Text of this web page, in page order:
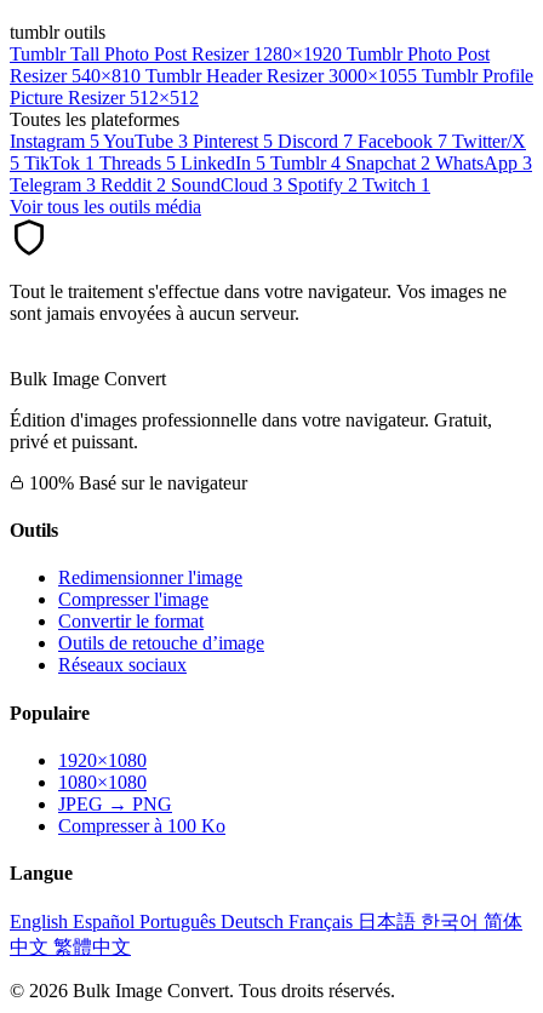
tumblr outils
Tumblr Tall Photo Post Resizer 1280×1920 Tumblr Photo Post
Resizer 540×810 Tumblr Header Resizer 3000×1055 Tumblr Profile
Picture Resizer 512×512
Toutes les plateformes
Instagram 5YouTube 3 Pinterest 5 Discord 7 Facebook 7 Twitter/X
5 TikTok 1 Threads 5 LinkedIn 5 Tumblr 4 Snapchat 2 WhatsApp 3
Telegram 3 Reddit 2 SoundCloud 3 Spotify 2 Twitch 1
Voir tous les outils média
Tout le traitement s'effectue dans votre navigateur. Vos images ne
sont jamais envoyées à aucun serveur.
Bulk Image Convert
Édition d'images professionnelle dans votre navigateur. Gratuit,
privé et puissant.
100% Basé sur le navigateur
Outils
Redimensionner l'image
Compresser l'image
Convertir le format
Outils de retouche d’image
Réseaux sociaux
Populaire
1920×1080
1080×1080
JPEG → PNG
Compresser à 100 Ko
Langue
English Español Português Deutsch Français 日本語 한국어 简体
中文 繁體中文
© 2026 Bulk Image Convert. Tous droits réservés.